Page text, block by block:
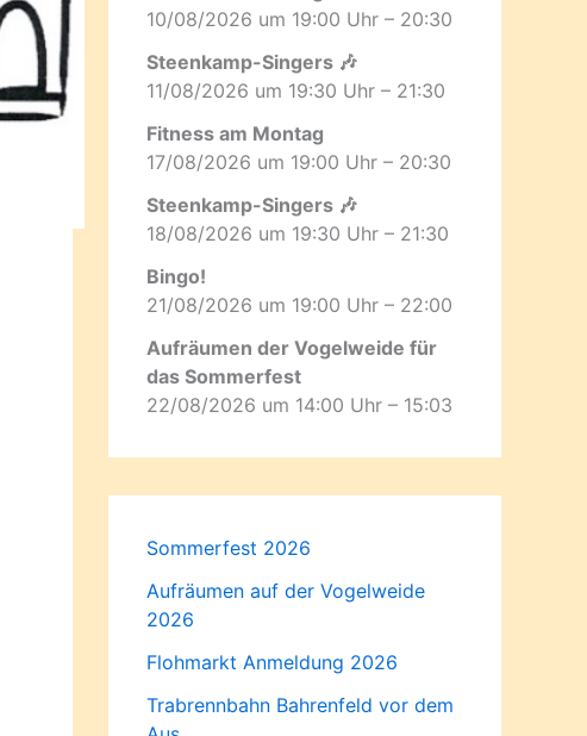
10/08/2026 um 19:00 Uhr – 20:30
Steenkamp-Singers 🎶
11/08/2026 um 19:30 Uhr – 21:30
Fitness am Montag
17/08/2026 um 19:00 Uhr – 20:30
Steenkamp-Singers 🎶
18/08/2026 um 19:30 Uhr – 21:30
Bingo!
21/08/2026 um 19:00 Uhr – 22:00
Aufräumen der Vogelweide für
das Sommerfest
22/08/2026 um 14:00 Uhr – 15:03
Sommerfest 2026
Aufräumen auf der Vogelweide
2026
Flohmarkt Anmeldung 2026
Trabrennbahn Bahrenfeld vor dem